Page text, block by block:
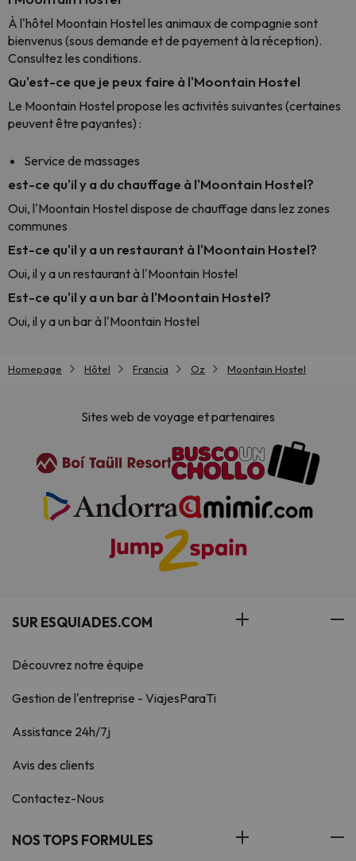
À l'hôtel Moontain Hostel les animaux de compagnie sont
bienvenus (sous demande et de payement à la réception).
Consultez les conditions.
Qu'est-ce que je peux faire à l'Moontain Hostel
Le Moontain Hostel propose les activités suivantes (certaines
peuvent être payantes) :
Service de massages
est-ce qu'il y a du chauffage à l'Moontain Hostel?
Oui, l'Moontain Hostel dispose de chauffage dans lez zones
communes
Est-ce qu'il y a un restaurant à l'Moontain Hostel?
Oui, il y a un restaurant à l'Moontain Hostel
Est-ce qu'il y a un bar à l'Moontain Hostel?
Oui, il y a un bar à l'Moontain Hostel
Homepage Hôtel Francia Oz Moontain Hostel
Sites web de voyage et partenaires
SUR ESQUIADES.COM
Découvrez notre équipe
Gestion de l'entreprise - ViajesParaTi
Assistance 24h/7j
Avis des clients
Contactez-Nous
NOS TOPS FORMULES